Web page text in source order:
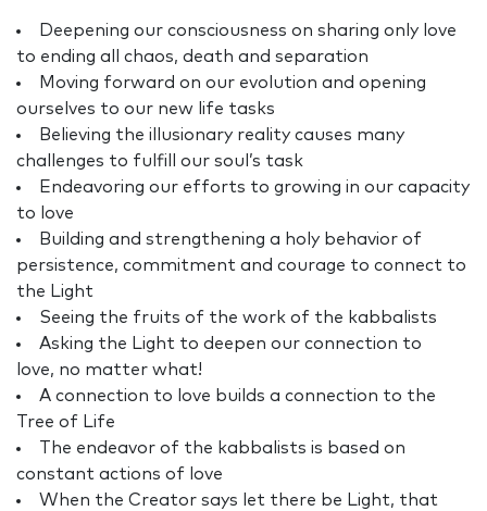
Deepening our consciousness on sharing only love
to ending all chaos, death and separation
Moving forward on our evolution and opening
ourselves to our new life tasks
Believing the illusionary reality causes many
challenges to fulfill our soul’s task
Endeavoring our efforts to growing in our capacity
to love
Building and strengthening a holy behavior of
persistence, commitment and courage to connect to
the Light
Seeing the fruits of the work of the kabbalists
Asking the Light to deepen our connection to
love, no matter what!
A connection to love builds a connection to the
Tree of Life
The endeavor of the kabbalists is based on
constant actions of love
When the Creator says let there be Light, that